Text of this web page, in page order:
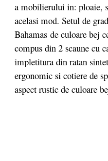
a mobilierului in: ploaie,
acelasi mod. Setul de
Bahamas de culoare bej
compus din 2 scaune cu
impletitura din ratan
ergonomic si cotiere de
aspect rustic de culoare